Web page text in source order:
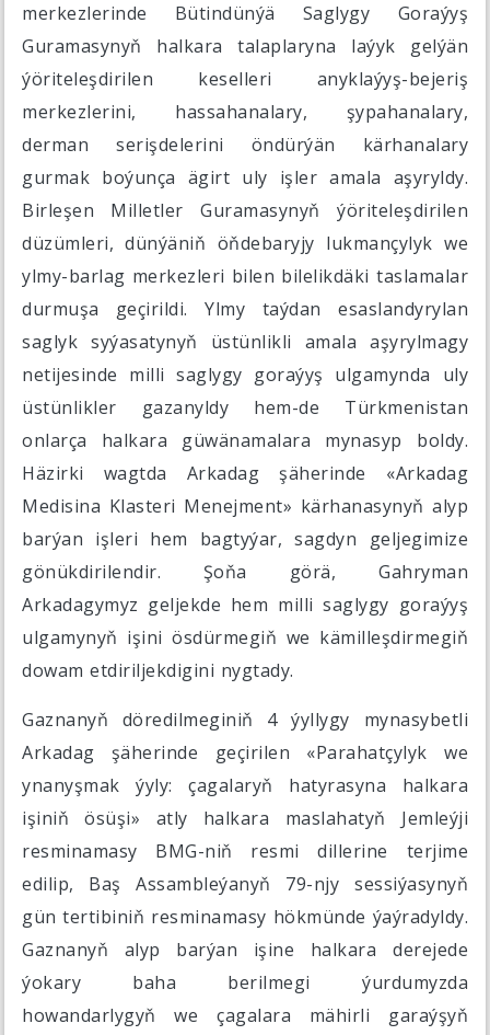
merkezlerinde Bütindünýä Saglygy Goraýyş
Guramasynyň halkara talaplaryna laýyk gelýän
ýöriteleşdirilen keselleri anyklaýyş-bejeriş
merkezlerini, hassahanalary, şypahanalary,
derman serişdelerini öndürýän kärhanalary
gurmak boýunça ägirt uly işler amala aşyryldy.
Birleşen Milletler Guramasynyň ýöriteleşdirilen
düzümleri, dünýäniň öňdebaryjy lukmançylyk we
ylmy-barlag merkezleri bilen bilelikdäki taslamalar
durmuşa geçirildi. Ylmy taýdan esaslandyrylan
saglyk syýasatynyň üstünlikli amala aşyrylmagy
netijesinde milli saglygy goraýyş ulgamynda uly
üstünlikler gazanyldy hem-de Türkmenistan
onlarça halkara güwänamalara mynasyp boldy.
Häzirki wagtda Arkadag şäherinde «Arkadag
Medisina Klasteri Menejment» kärhanasynyň alyp
barýan işleri hem bagtyýar, sagdyn geljegimize
gönükdirilendir. Şoňa görä, Gahryman
Arkadagymyz geljekde hem milli saglygy goraýyş
ulgamynyň işini ösdürmegiň we kämilleşdirmegiň
dowam etdiriljekdigini nygtady.
Gaznanyň döredilmeginiň 4 ýyllygy mynasybetli
Arkadag şäherinde geçirilen «Parahatçylyk we
ynanyşmak ýyly: çagalaryň hatyrasyna halkara
işiniň ösüşi» atly halkara maslahatyň Jemleýji
resminamasy BMG-niň resmi dillerine terjime
edilip, Baş Assambleýanyň 79-njy sessiýasynyň
gün tertibiniň resminamasy hökmünde ýaýradyldy.
Gaznanyň alyp barýan işine halkara derejede
ýokary baha berilmegi ýurdumyzda
howandarlygyň we çagalara mähirli garaýşyň